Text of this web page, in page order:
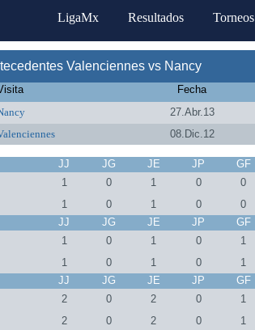
LigaMx Resultados Torneos
Valenciennes vs Nancy
Fecha
27.Abr.13
08.Dic.12
JJ JG JE JP GF
1 0 1 0 0
1 0 1 0 0
JJ JG JE JP GF
1 0 1 0 1
1 0 1 0 1
JJ JG JE JP GF
2 0 2 0 1
2 0 2 0 1